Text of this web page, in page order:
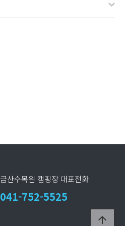
금산수목원 캠핑장 대표전화
041-752-5525
arrow_upward